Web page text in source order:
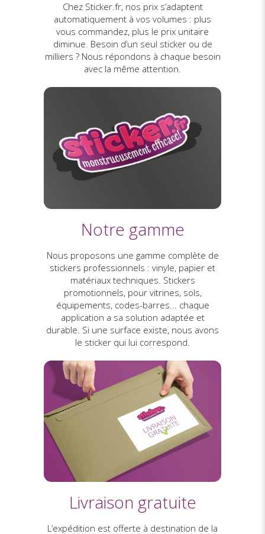
Chez Sticker.fr, nos prix s’adaptent
automatiquement à vos volumes : plus
vous commandez, plus le prix unitaire
diminue. Besoin d’un seul sticker ou de
milliers ? Nous répondons à chaque besoin
avec la même attention.
Notre gamme
Nous proposons une gamme complète de
stickers professionnels : vinyle, papier et
matériaux techniques. Stickers
promotionnels, pour vitrines, sols,
équipements, codes-barres... chaque
application a sa solution adaptée et
durable. Si une surface existe, nous avons
le sticker qui lui correspond.
Livraison gratuite
L’expédition est offerte à destination de la